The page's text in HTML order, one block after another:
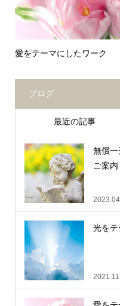
愛をテーマにしたワーク
ブログ
最近の記事
無償
ご案
光をテ